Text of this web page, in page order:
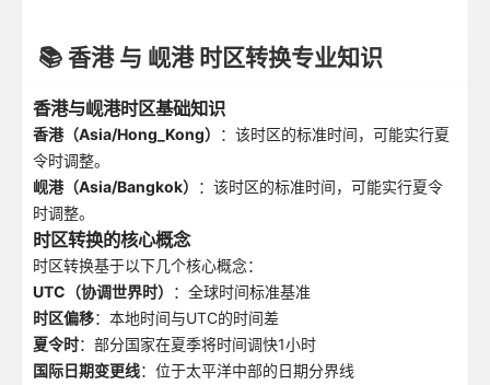
📚 香港 与 岘港 时区转换专业知识
香港与岘港时区基础知识
香港（Asia/Hong_Kong）
：该时区的标准时间，可能实行夏
令时调整。
岘港（Asia/Bangkok）
：该时区的标准时间，可能实行夏令
时调整。
时区转换的核心概念
时区转换基于以下几个核心概念：
UTC（协调世界时）
：全球时间标准基准
时区偏移：本地时间与UTC的时间差
夏令时：部分国家在夏季将时间调快1小时
国际日期变更线：位于太平洋中部的日期分界线